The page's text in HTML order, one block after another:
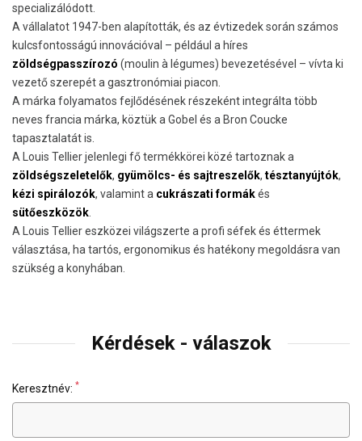
specializálódott.
A vállalatot 1947-ben alapították, és az évtizedek során számos
kulcsfontosságú innovációval – például a híres
zöldségpasszírozó (moulin à légumes) bevezetésével – vívta ki
vezető szerepét a gasztronómiai piacon.
A márka folyamatos fejlődésének részeként integrálta több
neves francia márka, köztük a Gobel és a Bron Coucke
tapasztalatát is.
A Louis Tellier jelenlegi fő termékkörei közé tartoznak a
zöldségszeletelők, gyümölcs- és sajtreszelők, tésztanyújtók,
kézi spirálozók, valamint a cukrászati formákés
sütőeszközök
A Louis Tellier eszközei világszerte a profi séfek és éttermek
választása, ha tartós, ergonomikus és hatékony megoldásra van
szükség a konyhában.
Kérdések - válaszok
Keresztnév: *